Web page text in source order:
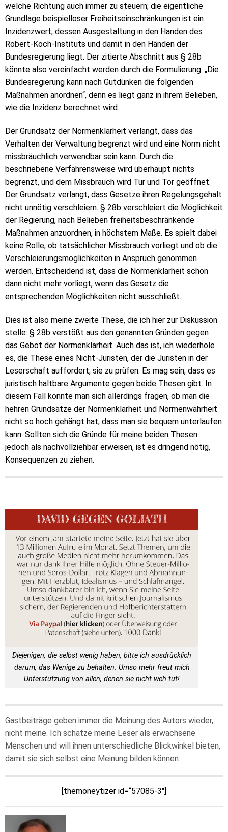
welche Richtung auch immer zu steuern; die eigentliche
Grundlage beispielloser Freiheitseinschränkungen ist ein
Inzidenzwert, dessen Ausgestaltung in den Händen des
Robert-Koch-Instituts und damit in den Händen der
Bundesregierung liegt. Der zitierte Abschnitt aus § 28b
könnte also vereinfacht werden durch die Formulierung: „Die
Bundesregierung kann nach Gutdünken die folgenden
Maßnahmen anordnen“, denn es liegt ganz in ihrem Belieben,
wie die Inzidenz berechnet wird.
Der Grundsatz der Normenklarheit verlangt, dass das
Verhalten der Verwaltung begrenzt wird und eine Norm nicht
missbräuchlich verwendbar sein kann. Durch die
beschriebene Verfahrensweise wird überhaupt nichts
begrenzt, und dem Missbrauch wird Tür und Tor geöffnet.
Der Grundsatz verlangt, dass Gesetze ihren Regelungsgehalt
nicht unnötig verschleiern. § 28b verschleiert die Möglichkeit
der Regierung, nach Belieben freiheitsbeschränkende
Maßnahmen anzuordnen, in höchstem Maße. Es spielt dabei
keine Rolle, ob tatsächlicher Missbrauch vorliegt und ob die
Verschleierungsmöglichkeiten in Anspruch genommen
werden. Entscheidend ist, dass die Normenklarheit schon
dann nicht mehr vorliegt, wenn das Gesetz die
entsprechenden Möglichkeiten nicht ausschließt.
Dies ist also meine zweite These, die ich hier zur Diskussion
stelle: § 28b verstößt aus den genannten Gründen gegen
das Gebot der Normenklarheit. Auch das ist, ich wiederhole
es, die These eines Nicht-Juristen, der die Juristen in der
Leserschaft auffordert, sie zu prüfen. Es mag sein, dass es
juristisch haltbare Argumente gegen beide Thesen gibt. In
diesem Fall könnte man sich allerdings fragen, ob man die
hehren Grundsätze der Normenklarheit und Normenwahrheit
nicht so hoch gehängt hat, dass man sie bequem unterlaufen
kann. Sollten sich die Gründe für meine beiden Thesen
jedoch als nachvollziehbar erweisen, ist es dringend nötig,
Konsequenzen zu ziehen.
Diejenigen, die selbst wenig haben, bitte ich ausdrücklich
darum, das Wenige zu behalten. Umso mehr freut mich
Unterstützung von allen, denen sie nicht weh tut!
Gastbeiträge geben immer die Meinung des Autors wieder,
nicht meine. Ich schätze meine Leser als erwachsene
Menschen und will ihnen unterschiedliche Blickwinkel bieten,
damit sie sich selbst eine Meinung bilden können.
[themoneytizer id=“57085-3″]